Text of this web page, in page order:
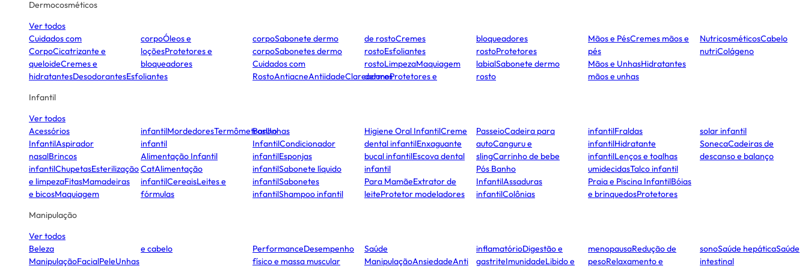
Dermocosméticos
Ver todos
Cuidados com
CorpoCicatrizante e
queloideCremes e
hidratantesDesodorantesEsfoliantes
corpoÓleos e
loçõesProtetores e
bloqueadores
corpoSabonete dermo
corpoSabonetes dermo
Cuidados com
RostoAntiacneAntiidadeClareadores
de rostoCremes
rostoEsfoliantes
rostoLimpezaMaquiagem
dermoProtetores e
bloqueadores
rostoProtetores
labialSabonete dermo
rosto
Mãos e PésCremes mãos e
pés
Mãos e UnhasHidratantes
mãos e unhas
NutricosméticosCabelo
nutriColágeno
Infantil
Ver todos
Acessórios
InfantilAspirador
nasalBrincos
infantilChupetasEsterilização
e limpezaFitasMamadeiras
e bicosMaquiagem
infantilMordedoresTermômetrosUnhas
infantil
Alimentação Infantil
CatAlimentação
infantilCereaisLeites e
fórmulas
Banho
InfantilCondicionador
infantilEsponjas
infantilSabonete líquido
infantilSabonetes
infantilShampoo infantil
Higiene Oral InfantilCreme
dental infantilEnxaguante
bucal infantilEscova dental
infantil
Para MamãeExtrator de
leiteProtetor modeladores
PasseioCadeira para
autoCanguru e
slingCarrinho de bebe
Pós Banho
InfantilAssaduras
infantilColônias
infantilFraldas
infantilHidratante
infantilLenços e toalhas
umidecidasTalco infantil
Praia e Piscina InfantilBóias
e brinquedosProtetores
solar infantil
SonecaCadeiras de
descanso e balanço
Manipulação
Ver todos
Beleza
ManipulaçãoFacialPeleUnhas
e cabelo PerformanceDesempenho
físico e massa muscular
Saúde
ManipulaçãoAnsiedadeAnti
inflamatórioDigestão e
gastriteImunidadeLibido e
menopausaRedução de
pesoRelaxamento e
sonoSaúde hepáticaSaúde
intestinal